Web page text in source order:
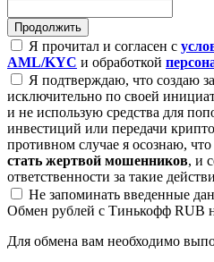
Я прочитал и согласен с
AML/KYC и обработкой
Я подтверждаю, что создаю
исключительно по своей
и не использую средства для
инвестиций или передачи
противном случае я осознаю, что
стать жертвой мошенников, и
ответственности за такие
Не запоминать введенные
Обмен рублей с Тинькофф RUB
Для обмена вам необходимо